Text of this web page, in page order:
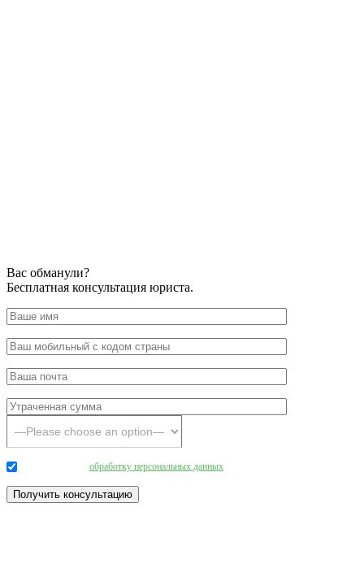
Вас обманули?
Бесплатная консультация юриста.
обработку персональных данных